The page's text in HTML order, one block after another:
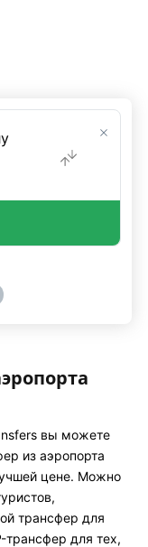
вы можете
из аэропорта
цене. Можно
трансфер для
для тех,